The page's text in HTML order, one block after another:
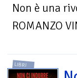
Non è una
ROMANZO
LIBRI